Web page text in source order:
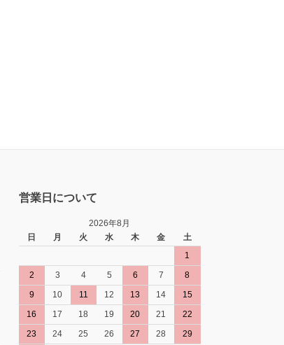
営業日について
2026年8月
日
月 火 水 木 金
土
1
2
3 4 5 6 7
8
9
10 11 12 13 14
15
16
17 18 19 20 21
22
23
24 25 26 27 28
29